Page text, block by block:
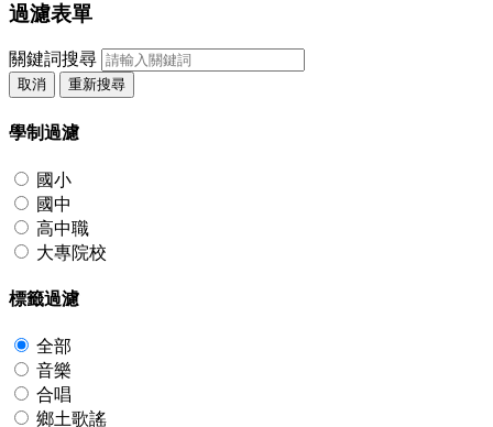
過濾表單
關鍵詞搜尋
取消 重新搜尋
學制過濾
國小
國中
高中職
大專院校
標籤過濾
全部
音樂
合唱
鄉土歌謠